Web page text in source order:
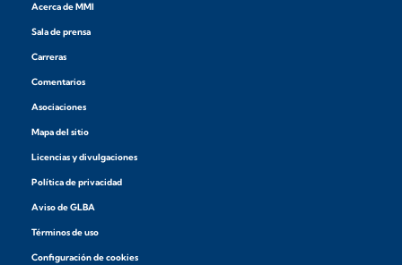
Acerca de MMI
Sala de prensa
Carreras
Comentarios
Asociaciones
Mapa del sitio
Licencias y divulgaciones
Política de privacidad
Aviso de GLBA
Términos de uso
Configuración de cookies